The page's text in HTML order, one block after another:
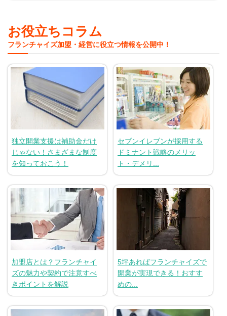
お役立ちコラム
フランチャイズ加盟・経営に役立つ情報を公開中！
独立開業支援は補助金だけ
じゃない！さまざまな制度
を知っておこう！
セブンイレブンが採用する
ドミナント戦略のメリッ
ト・デメリ...
加盟店とは？フランチャイ
ズの魅力や契約で注意すべ
きポイントを解説
5坪あればフランチャイズで
開業が実現できる！おすす
めの...